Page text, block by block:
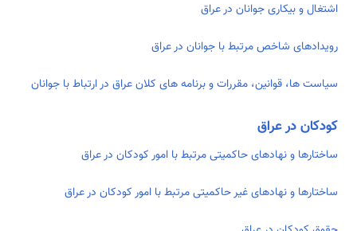
اشتغال و بیکاری جوانان در عراق
رویدادهای شاخص مرتبط با جوانان در عراق
سیاست ها، قوانین، مقررات و برنامه های کلان عراق در ارتباط با جوانان
کودکان در عراق
ساختارها و نهادهای حاکمیتی مرتبط با امور کودکان در عراق
ساختارها و نهادهای غیر حاکمیتی مرتبط با امور کودکان در عراق